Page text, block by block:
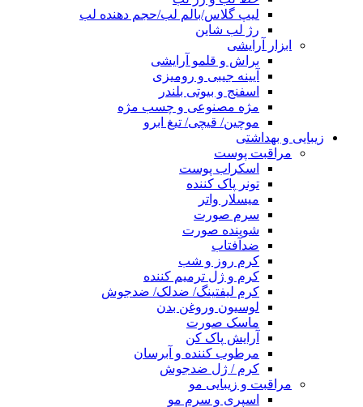
لیپ گلاس/بالم لب/حجم دهنده لب
رژ لب شاین
ابزار آرایشی
براش و قلمو آرایشی
آیینه جیبی و رومیزی
اسفنج و بیوتی بلندر
مژه مصنوعی و چسب مژه
موچین/ قیچی/ تیغ ابرو
زیبایی و بهداشتی
مراقبت پوست
اسکراب پوست
تونر پاک کننده
میسلار واتر
سرم صورت
شوینده صورت
ضدآفتاب
کرم روز و شب
کرم و ژل ترمیم کننده
کرم لیفتینگ/ ضدلک/ ضدجوش
لوسیون وروغن بدن
ماسک صورت
آرایش پاک کن
مرطوب کننده و آبرسان
کرم / ژل ضدجوش
مراقبت و زیبایی مو
اسپری و سرم مو